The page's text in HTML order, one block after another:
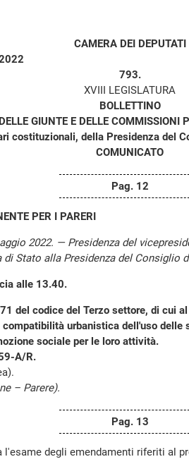
CAMERA DEI DEPUTATI
793.
XVIII LEGISLATURA
BOLLETTINO
DELLE GIUNTE E DELLE COMMISSIONI
costituzionali, della Presidenza del
COMUNICATO
Pag. 12
PER I PARERI
2022. — Presidenza del
Stato alla Presidenza del Consiglio
alle 13.40.
del codice del Terzo settore, di cui
urbanistica dell'uso delle
sociale per le loro attività.
A/R.
– Parere).
Pag. 13
degli emendamenti riferiti al